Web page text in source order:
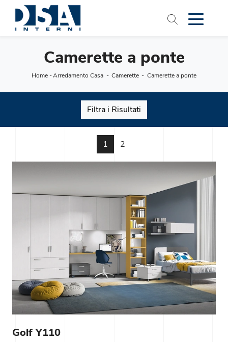
Camerette a ponte
Home-Arredamento Casa - Camerette - Camerette a ponte
Filtra i Risultati
1 2
Golf Y110